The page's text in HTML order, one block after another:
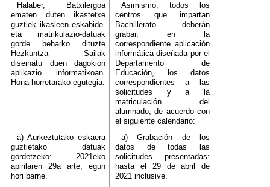
Halaber, Batxilergoa
ematen duten ikastetxe
guztiek ikasleen eskabide-
eta matrikulazio-datuak
gorde beharko dituzte
Hezkuntza Sailak
diseinatu duen dagokion
aplikazio informatikoan.
Hona horretarako egutegia:
Asimismo, todos los
centros que impartan
Bachillerato deberán
grabar, en la
correspondiente aplicación
informática diseñada por el
Departamento de
Educación, los datos
correspondientes a las
solicitudes y a la
matriculación del
alumnado, de acuerdo con
el siguiente calendario:
a) Aurkeztutako eskaera
guztietako datuak
gordetzeko: 2021eko
apirilaren 29a arte, egun
hori barne.
a) Grabación de los
datos de todas las
solicitudes presentadas:
hasta el 29 de abril de
2021 inclusive.